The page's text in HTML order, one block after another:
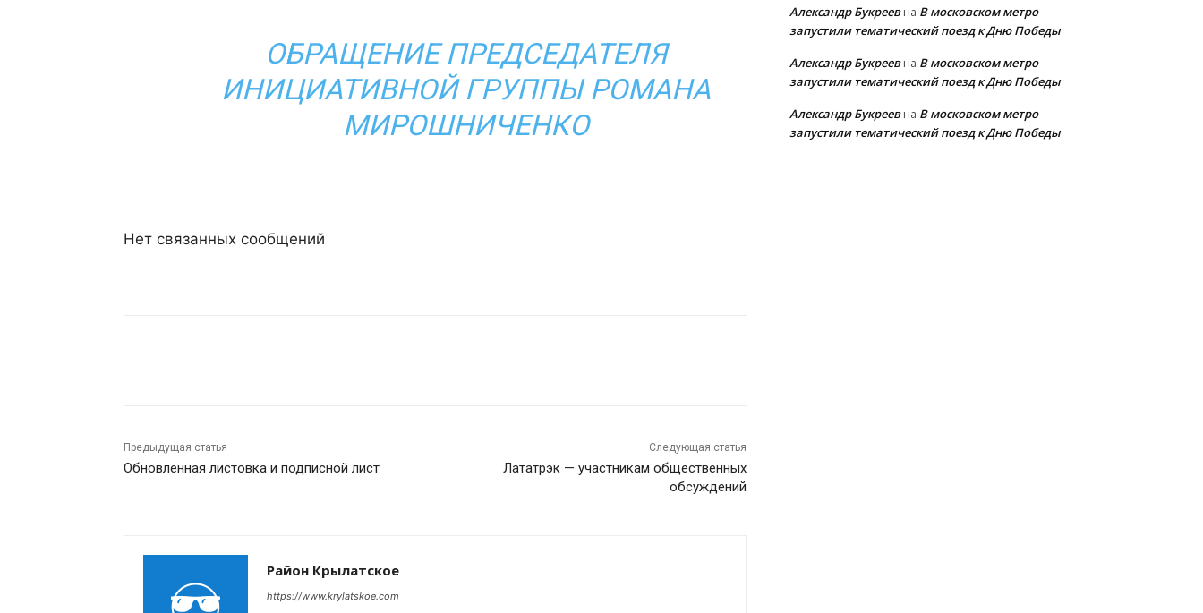
ОБРАЩЕНИЕ ПРЕДСЕДАТЕЛЯ
ИНИЦИАТИВНОЙ ГРУППЫ РОМАНА
МИРОШНИЧЕНКО
Нет связанных сообщений
Предыдущая статья
Обновленная листовка и подписной лист
Следующая статья
Лататрэк — участникам общественных
обсуждений
Район Крылатское
https://www.krylatskoe.com
Александр Букреевна В московском метро
запустили тематический поезд к Дню Победы
Александр Букреевна В московском метро
запустили тематический поезд к Дню Победы
Александр Букреевна В московском метро
запустили тематический поезд к Дню Победы